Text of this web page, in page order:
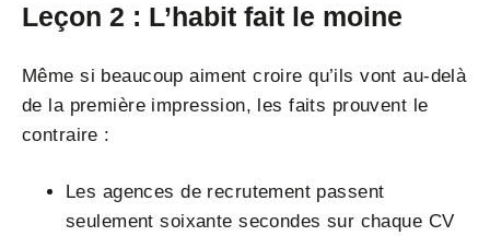
Leçon 2 : L’habit fait le moine
Même si beaucoup aiment croire qu’ils vont au-delà
de la première impression, les faits prouvent le
contraire :
Les agences de recrutement passent
seulement soixante secondes sur chaque CV